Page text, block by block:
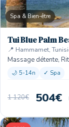
Spa & Bien-être
Tui Blue Palm
📍 Hammamet,
Massage détente,
🌙 5-14n ✓ Spa
1 120€ 504€